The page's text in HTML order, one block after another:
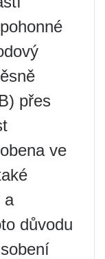
přes
ve
a
důvodu